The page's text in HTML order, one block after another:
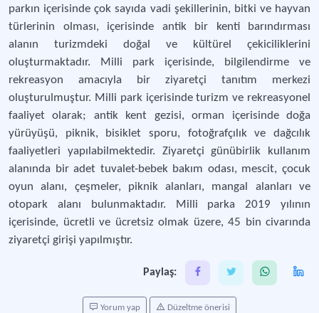
parkın içerisinde çok sayıda vadi şekillerinin, bitki ve hayvan
türlerinin olması, içerisinde antik bir kenti barındırması
alanın turizmdeki doğal ve kültürel çekiciliklerini
oluşturmaktadır. Milli park içerisinde, bilgilendirme ve
rekreasyon amacıyla bir ziyaretçi tanıtım merkezi
oluşturulmuştur. Milli park içerisinde turizm ve rekreasyonel
faaliyet olarak; antik kent gezisi, orman içerisinde doğa
yürüyüşü, piknik, bisiklet sporu, fotoğrafçılık ve dağcılık
faaliyetleri yapılabilmektedir. Ziyaretçi günübirlik kullanım
alanında bir adet tuvalet-bebek bakım odası, mescit, çocuk
oyun alanı, çeşmeler, piknik alanları, mangal alanları ve
otopark alanı bulunmaktadır. Milli parka 2019 yılının
içerisinde, ücretli ve ücretsiz olmak üzere, 45 bin civarında
ziyaretçi girişi yapılmıştır.
Paylaş:
Yorum yap Düzeltme önerisi